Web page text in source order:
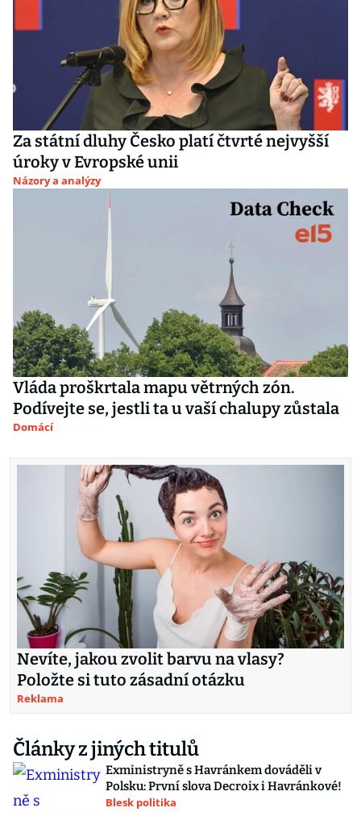
Za státní dluhy Česko platí čtvrté nejvyšší
úroky v Evropské unii
Názory a analýzy
Vláda proškrtala mapu větrných zón.
Podívejte se, jestli ta u vaší chalupy zůstala
Domácí
Nevíte, jakou zvolit barvu na vlasy?
Položte si tuto zásadní otázku
Reklama
Články z jiných titulů
Exministryně s Havránkem dováděli v
Polsku: První slova Decroix i Havránkové!
Blesk politika